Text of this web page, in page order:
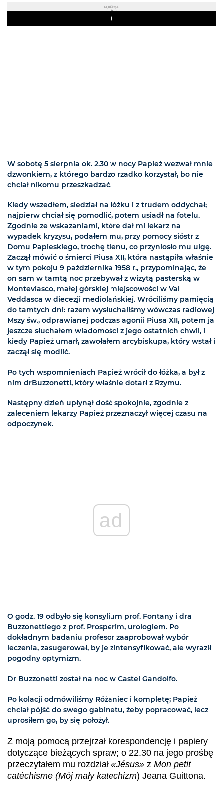
REKLAMA
Play
W sobotę 5 sierpnia ok. 2.30 w nocy Papież wezwał mnie
dzwonkiem, z którego bardzo rzadko korzystał, bo nie
chciał nikomu przeszkadzać.
Kiedy wszedłem, siedział na łóżku i z trudem oddychał;
najpierw chciał się pomodlić, potem usiadł na fotelu.
Zgodnie ze wskazaniami, które dał mi lekarz na
wypadek kryzysu, podałem mu, przy pomocy sióstr z
Domu Papieskiego, trochę tlenu, co przyniosło mu ulgę.
Zaczął mówić o śmierci Piusa XII, która nastąpiła właśnie
w tym pokoju 9 października 1958 r., przypominając, że
on sam w tamtą noc przebywał z wizytą pasterską w
Monteviasco, małej górskiej miejscowości w Val
Veddasca w diecezji mediolańskiej. Wróciliśmy pamięcią
do tamtych dni: razem wysłuchaliśmy wówczas radiowej
Mszy św., odprawianej podczas agonii Piusa XII, potem ja
jeszcze słuchałem wiadomości z jego ostatnich chwil, i
kiedy Papież umarł, zawołałem arcybiskupa, który wstał i
zaczął się modlić.
Po tych wspomnieniach Papież wrócił do łóżka, a był z
nim drBuzzonetti, który właśnie dotarł z Rzymu.
Następny dzień upłynął dość spokojnie, zgodnie z
zaleceniem lekarzy Papież przeznaczył więcej czasu na
odpoczynek.
ad
O godz. 19 odbyło się konsylium prof. Fontany i dra
Buzzonettiego z prof. Prosperim, urologiem. Po
dokładnym badaniu profesor zaaprobował wybór
leczenia, zasugerował, by je zintensyfikować, ale wyraził
pogodny optymizm.
Dr Buzzonetti został na noc w Castel Gandolfo.
Po kolacji odmówiliśmy Różaniec i kompletę; Papież
chciał pójść do swego gabinetu, żeby popracować, lecz
uprosiłem go, by się położył.
Z moją pomocą przejrzał korespondencję i papiery
dotyczące bieżących spraw; o 22.30 na jego prośbę
przeczytałem mu rozdział «Jésus» z Mon petit
catéchisme (Mój mały katechizm) Jeana Guittona.